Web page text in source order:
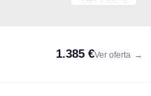
1.385 €Ver oferta →